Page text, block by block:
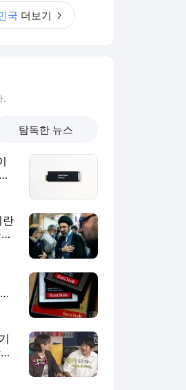
국 더보기
.
탐독한 뉴스
란